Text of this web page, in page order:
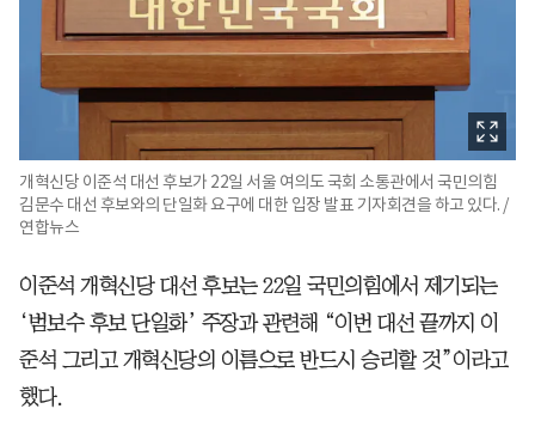
개혁신당 이준석 대선 후보가 22일 서울 여의도 국회 소통관에서 국민의힘
김문수 대선 후보와의 단일화 요구에 대한 입장 발표 기자회견을 하고 있다. /
연합뉴스
이준석 개혁신당 대선 후보는 22일 국민의힘에서 제기되는
‘범보수 후보 단일화’ 주장과 관련해 “이번 대선 끝까지 이
준석 그리고 개혁신당의 이름으로 반드시 승리할 것”이라고
했다.